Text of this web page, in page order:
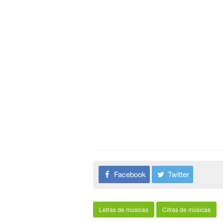
Facebook Twitter
Letras de músicas Cifras de músicas